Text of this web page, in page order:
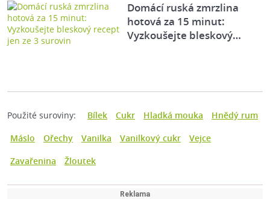
Domácí ruská zmrzlina
hotová za 15 minut:
Vyzkoušejte bleskový…
Použité suroviny: Bílek Cukr Hladká mouka
Hnědý rum
Máslo
Ořechy Vanilka Vanilkový cukr
Vejce
Zavařenina
Žloutek